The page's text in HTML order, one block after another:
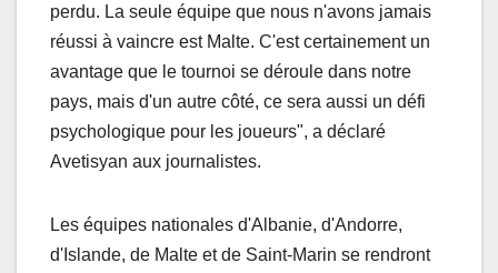
perdu. La seule équipe que nous n'avons jamais
réussi à vaincre est Malte. C'est certainement un
avantage que le tournoi se déroule dans notre
pays, mais d'un autre côté, ce sera aussi un défi
psychologique pour les joueurs", a déclaré
Avetisyan aux journalistes.
Les équipes nationales d'Albanie, d'Andorre,
d'Islande, de Malte et de Saint-Marin se rendront